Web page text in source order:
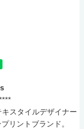
スタイルデザイナー
リントブランド。